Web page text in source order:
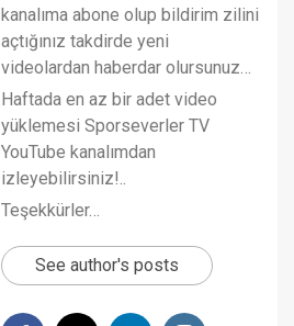
kanalıma abone olup bildirim zilini
açtığınız takdirde yeni
videolardan haberdar olursunuz…
Haftada en az bir adet video
yüklemesi Sporseverler TV
YouTube kanalımdan
izleyebilirsiniz!..
Teşekkürler…
See author's posts